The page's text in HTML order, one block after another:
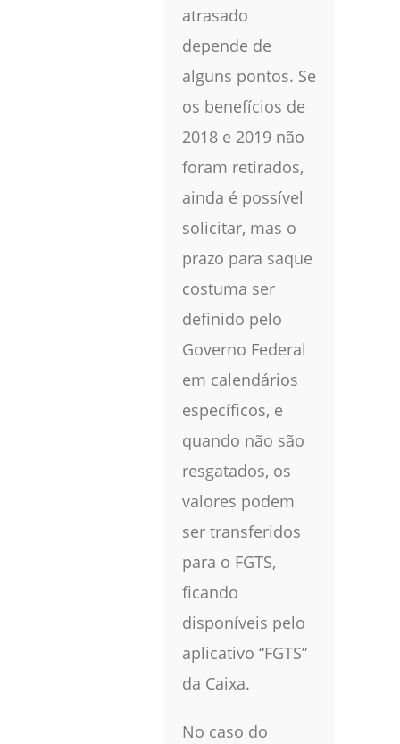
atrasado
depende de
alguns pontos. Se
os benefícios de
2018 e 2019 não
foram retirados,
ainda é possível
solicitar, mas o
prazo para saque
costuma ser
definido pelo
Governo Federal
em calendários
específicos, e
quando não são
resgatados, os
valores podem
ser transferidos
para o FGTS,
ficando
disponíveis pelo
aplicativo “FGTS”
da Caixa.
No caso do